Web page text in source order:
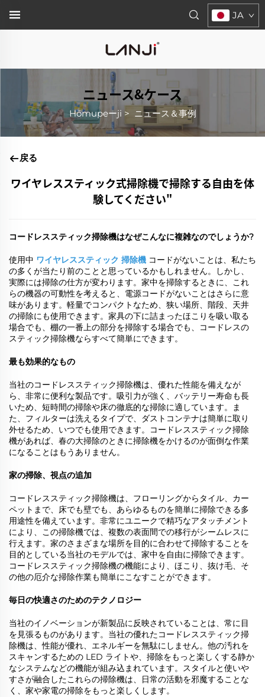
JA
ニュース&ケース
Hōmupeーji > ニュース＆事例
戻る
ワイヤレススティック式掃除機で掃除する自由を体
験してください"
コードレススティック掃除機はなぜこんなに複雑なのでしょうか?
使用中 ワイヤレススティック 掃除機 コードがないことは、私たち
の多くが当たり前のことと思っているかもしれません。しかし、
実際には掃除の仕方が変わります。家中を掃除するときに、これ
らの機器の可動性を考えると、電源コードがないことはさらに意
味があります。軽量でコンパクトなため、狭い場所、階段、天井
の掃除にも使用できます。家具の下に詰まったほこりを吸い取る
場合でも、棚の一番上の部分を掃除する場合でも、コードレスの
スティック掃除機ならすべて簡単にできます。
最も効果的なもの
当社のコードレススティック掃除機は、優れた性能を備えなが
ら、非常に便利な製品です。吸引力が強く、バッテリー寿命も長
いため、短時間の掃除や床の徹底的な掃除に適しています。ま
た、フィルターは洗えるタイプで、ダストコンテナは簡単に取り
外せるため、いつでも使用できます。コードレススティック掃除
機があれば、春の大掃除のときに掃除機をかけるのが面倒な作業
になることはもうありません。
家の掃除、視点の追加
コードレススティック掃除機は、フローリングからタイル、カー
ペットまで、床でも壁でも、あらゆるものを簡単に掃除できる多
用途性を備えています。非常にユニークで精巧なアタッチメント
により、この掃除機では、複数の表面間での移行がシームレスに
行えます。家のさまざまな場所を目的に合わせて掃除することを
目的としている当社のモデルでは、家中を自由に掃除できます。
コードレススティック掃除機の機能により、ほこり、抜け毛、そ
の他の厄介な掃除作業も簡単にこなすことができます。
毎日の快適さのためのテクノロジー
当社のイノベーションが新製品に反映されていることは、常に目
を見張るものがあります。当社の優れたコードレススティック掃
除機は、性能が優れ、エネルギーを無駄にしません。他の汚れを
スキャンするための LED ライトや、掃除をもっと楽しくする静か
なシステムなどの機能が組み込まれています。スタイルと使いや
すさが融合したこれらの掃除機は、日常の活動を邪魔することな
く、家や家電の掃除をもっと楽しくします。